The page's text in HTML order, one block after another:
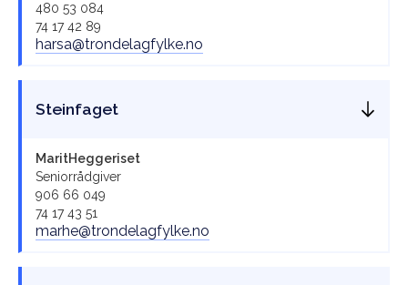
480 53 084
74 17 42 89
harsa@trondelagfylke.no
Steinfaget
MaritHeggeriset
Seniorrådgiver
906 66 049
74 17 43 51
marhe@trondelagfylke.no